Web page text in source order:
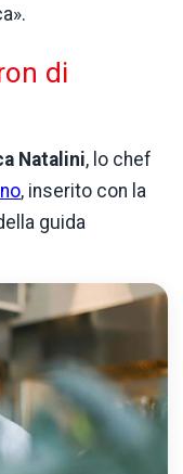
di
Natalini, lo chef
, inserito con la
guida